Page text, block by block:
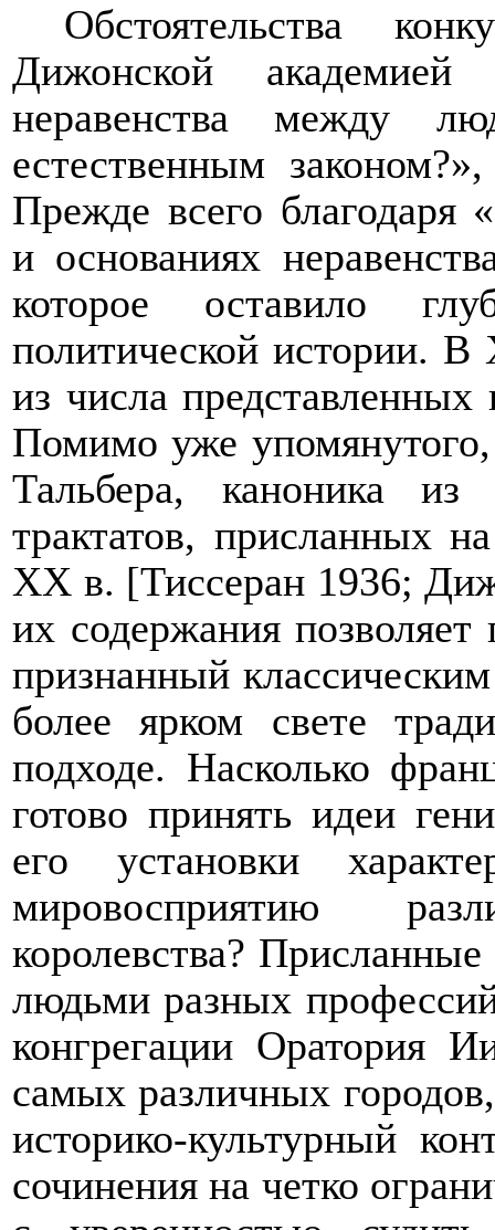
Обстоятельства
Дижонской
неравенства между
естественным
Прежде всего благодаря
и основаниях
которое оставило
политической истории. В
из числа
Помимо уже упомянутого,
Тальбера, каноника
трактатов, присланных
XX в. [Тиссеран 1936;
их содержания
признанный
более ярком свете
подходе. Насколько
готово принять идеи
его установки
мировосприятию
королевства?
людьми разных
конгрегации Оратория
самых различных
историко-культурный
сочинения на четко